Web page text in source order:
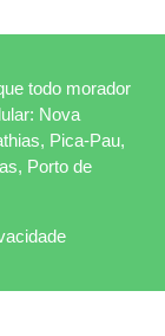
todo morador
Nova
Pica-Pau,
Porto de